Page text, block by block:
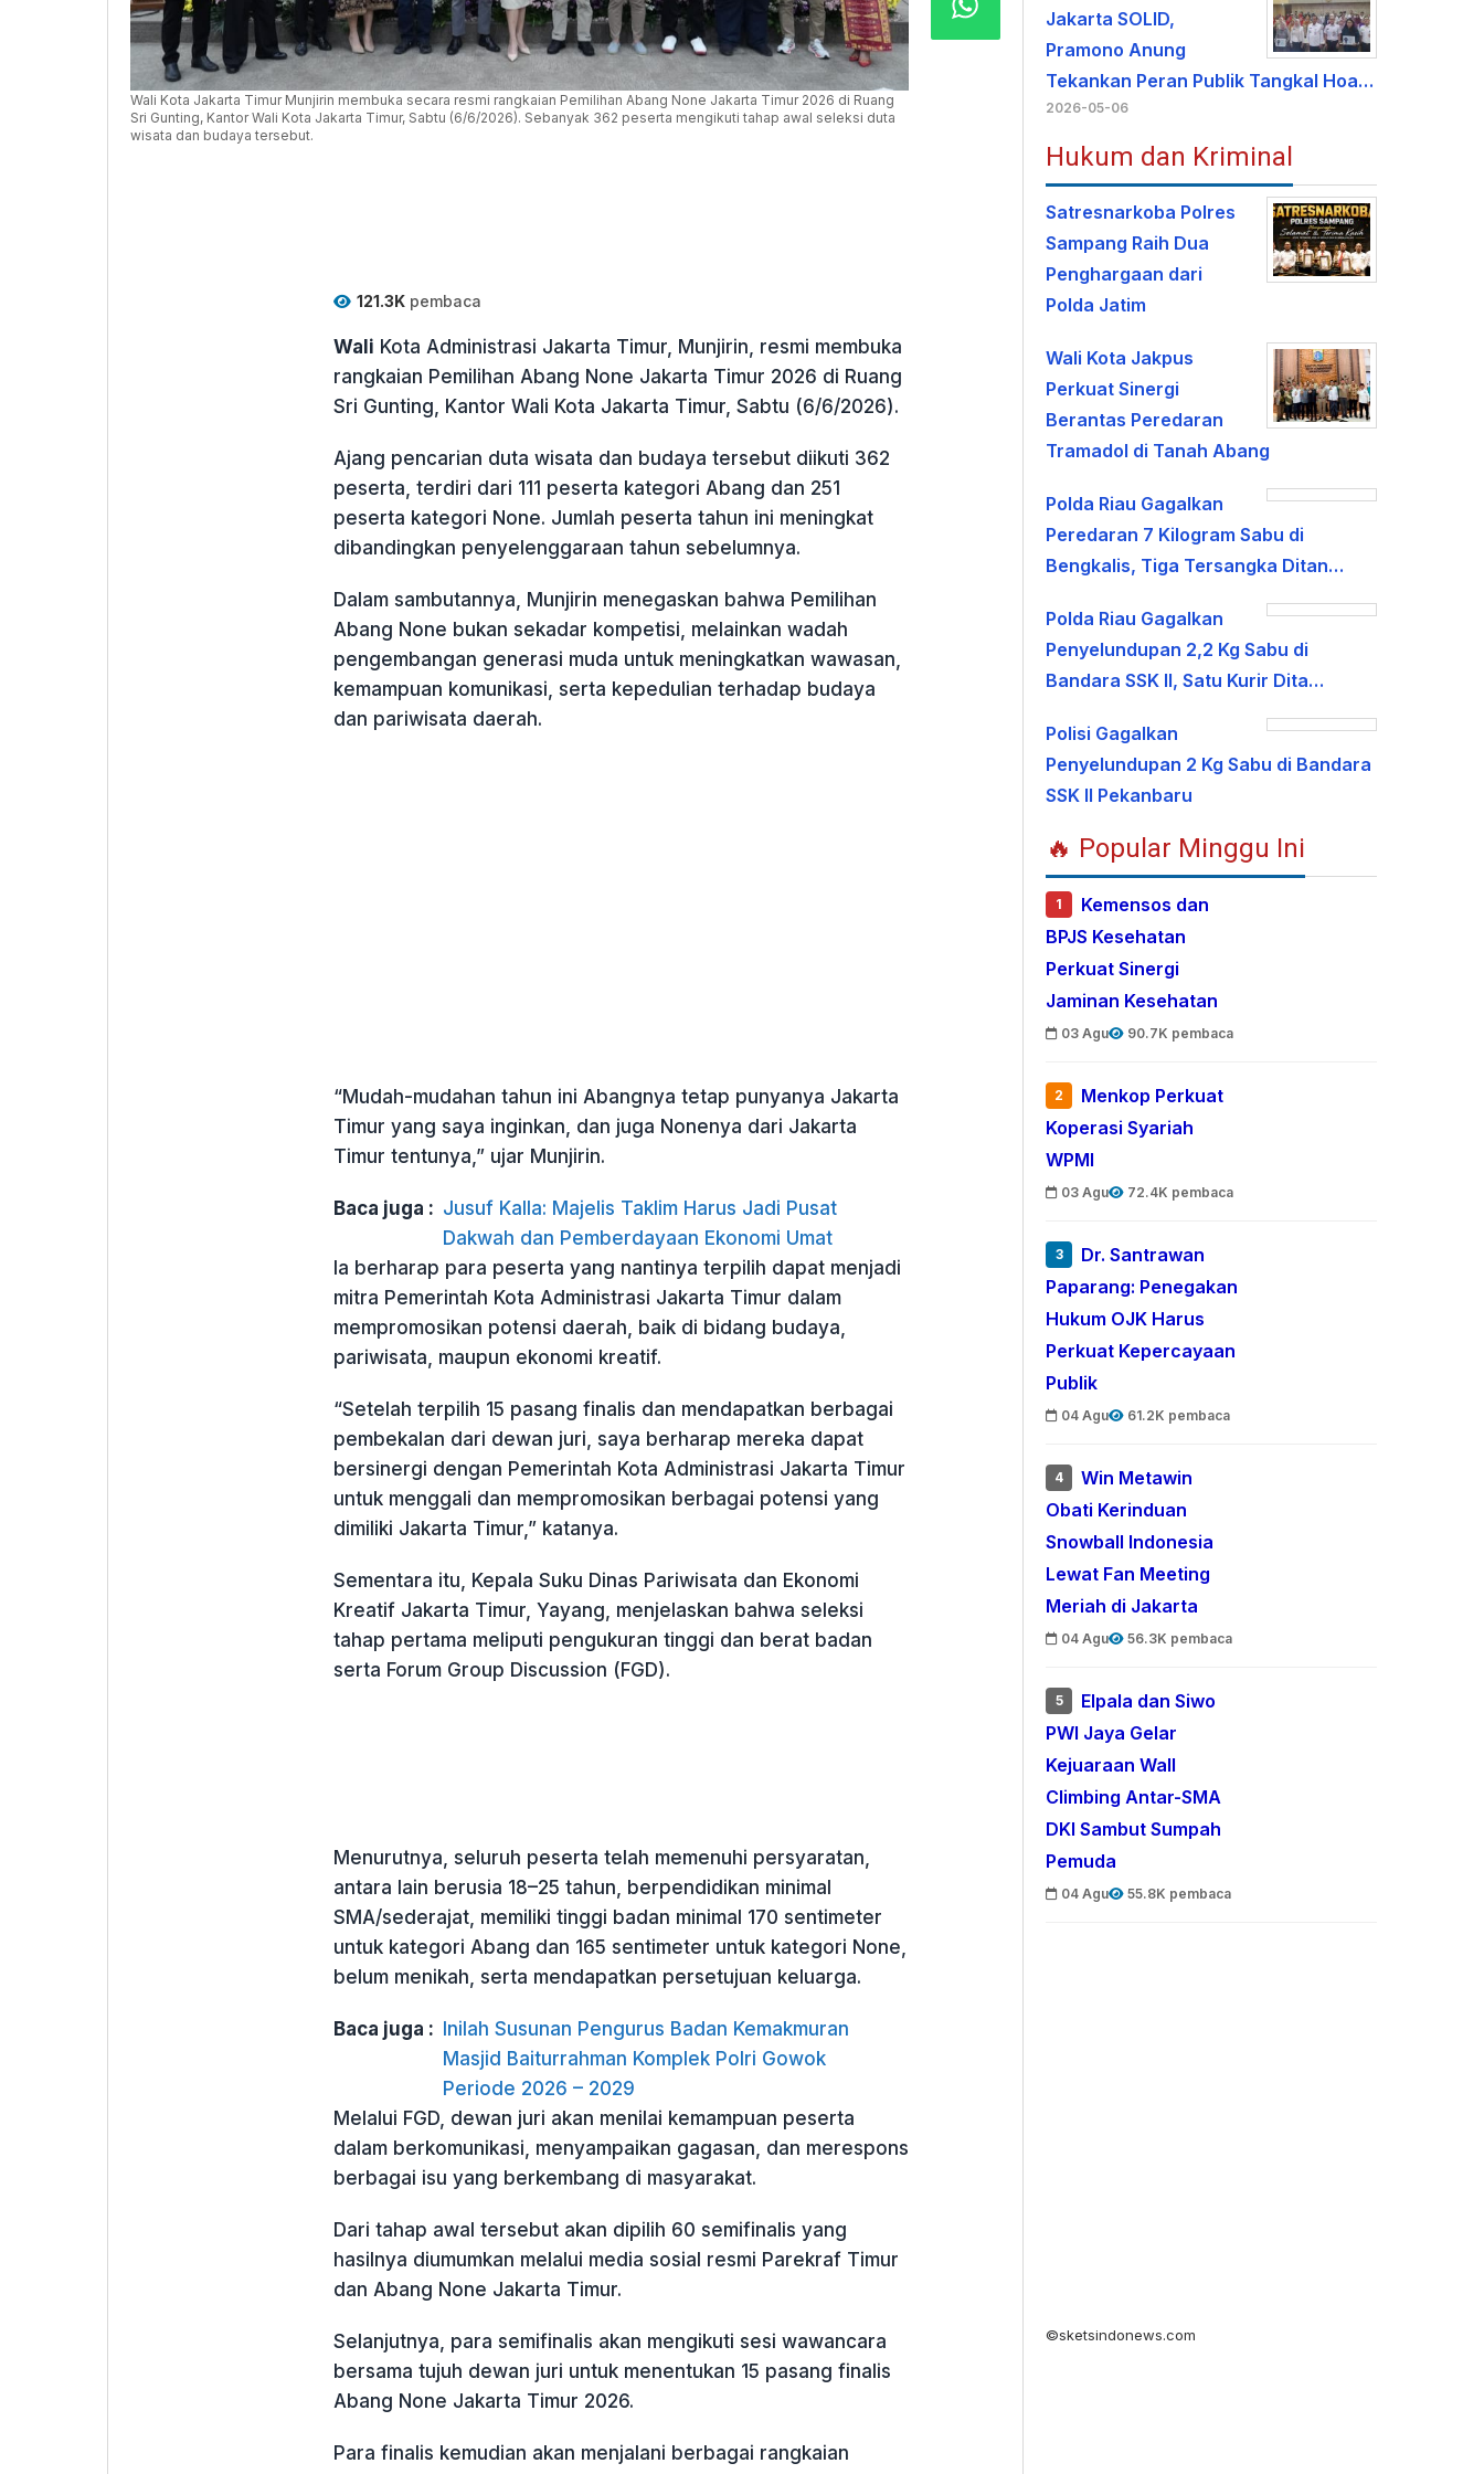
Wali Kota Jakarta Timur Munjirin membuka secara resmi rangkaian Pemilihan Abang None Jakarta Timur 2026 di Ruang
Sri Gunting, Kantor Wali Kota Jakarta Timur, Sabtu (6/6/2026). Sebanyak 362 peserta mengikuti tahap awal seleksi duta
wisata dan budaya tersebut.
121.3Kpembaca
Wali Kota Administrasi Jakarta Timur, Munjirin, resmi membuka
rangkaian Pemilihan Abang None Jakarta Timur 2026 di Ruang
Sri Gunting, Kantor Wali Kota Jakarta Timur, Sabtu (6/6/2026).
Ajang pencarian duta wisata dan budaya tersebut diikuti 362
peserta, terdiri dari 111 peserta kategori Abang dan 251
peserta kategori None. Jumlah peserta tahun ini meningkat
dibandingkan penyelenggaraan tahun sebelumnya.
Dalam sambutannya, Munjirin menegaskan bahwa Pemilihan
Abang None bukan sekadar kompetisi, melainkan wadah
pengembangan generasi muda untuk meningkatkan wawasan,
kemampuan komunikasi, serta kepedulian terhadap budaya
dan pariwisata daerah.
“Mudah-mudahan tahun ini Abangnya tetap punyanya Jakarta
Timur yang saya inginkan, dan juga Nonenya dari Jakarta
Timur tentunya,” ujar Munjirin.
Baca juga : Jusuf Kalla: Majelis Taklim Harus Jadi Pusat
Dakwah dan Pemberdayaan Ekonomi Umat
Ia berharap para peserta yang nantinya terpilih dapat menjadi
mitra Pemerintah Kota Administrasi Jakarta Timur dalam
mempromosikan potensi daerah, baik di bidang budaya,
pariwisata, maupun ekonomi kreatif.
“Setelah terpilih 15 pasang finalis dan mendapatkan berbagai
pembekalan dari dewan juri, saya berharap mereka dapat
bersinergi dengan Pemerintah Kota Administrasi Jakarta Timur
untuk menggali dan mempromosikan berbagai potensi yang
dimiliki Jakarta Timur,” katanya.
Sementara itu, Kepala Suku Dinas Pariwisata dan Ekonomi
Kreatif Jakarta Timur, Yayang, menjelaskan bahwa seleksi
tahap pertama meliputi pengukuran tinggi dan berat badan
serta Forum Group Discussion (FGD).
Menurutnya, seluruh peserta telah memenuhi persyaratan,
antara lain berusia 18–25 tahun, berpendidikan minimal
SMA/sederajat, memiliki tinggi badan minimal 170 sentimeter
untuk kategori Abang dan 165 sentimeter untuk kategori None,
belum menikah, serta mendapatkan persetujuan keluarga.
Baca juga : Inilah Susunan Pengurus Badan Kemakmuran
Masjid Baiturrahman Komplek Polri Gowok
Periode 2026 – 2029
Melalui FGD, dewan juri akan menilai kemampuan peserta
dalam berkomunikasi, menyampaikan gagasan, dan merespons
berbagai isu yang berkembang di masyarakat.
Dari tahap awal tersebut akan dipilih 60 semifinalis yang
hasilnya diumumkan melalui media sosial resmi Parekraf Timur
dan Abang None Jakarta Timur.
Selanjutnya, para semifinalis akan mengikuti sesi wawancara
bersama tujuh dewan juri untuk menentukan 15 pasang finalis
Abang None Jakarta Timur 2026.
Para finalis kemudian akan menjalani berbagai rangkaian
Jakarta SOLID,
Pramono Anung
Tekankan Peran Publik Tangkal Hoa…
2026-05-06
Hukum dan Kriminal
Satresnarkoba Polres
Sampang Raih Dua
Penghargaan dari
Polda Jatim
Wali Kota Jakpus
Perkuat Sinergi
Berantas Peredaran
Tramadol di Tanah Abang
Polda Riau Gagalkan
Peredaran 7 Kilogram Sabu di
Bengkalis, Tiga Tersangka Ditan…
Polda Riau Gagalkan
Penyelundupan 2,2 Kg Sabu di
Bandara SSK II, Satu Kurir Dita…
Polisi Gagalkan
Penyelundupan 2 Kg Sabu di Bandara
SSK II Pekanbaru
🔥 Popular Minggu Ini
1
Kemensos dan
BPJS Kesehatan
Perkuat Sinergi
Jaminan Kesehatan
03 Agu 90.7K pembaca
2
Menkop Perkuat
Koperasi Syariah
WPMI
03 Agu 72.4K pembaca
3
Dr. Santrawan
Paparang: Penegakan
Hukum OJK Harus
Perkuat Kepercayaan
Publik
04 Agu 61.2K pembaca
4
Win Metawin
Obati Kerinduan
Snowball Indonesia
Lewat Fan Meeting
Meriah di Jakarta
04 Agu 56.3K pembaca
5
Elpala dan Siwo
PWI Jaya Gelar
Kejuaraan Wall
Climbing Antar-SMA
DKI Sambut Sumpah
Pemuda
04 Agu 55.8K pembaca
©sketsindonews.com